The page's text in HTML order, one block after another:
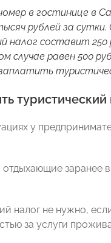
в гостинице в
рублей за
налог составит 250
случае равен 500
туристический
у
заранее
налог не нужно,
за услуги